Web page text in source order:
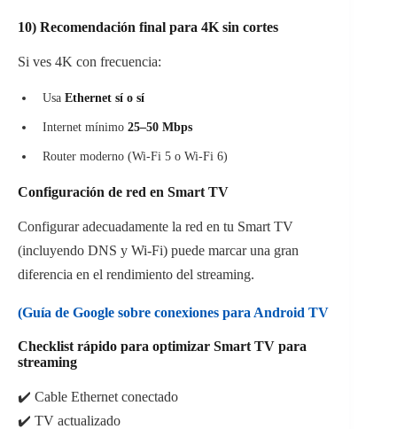
10) Recomendación final para 4K sin cortes
Si ves 4K con frecuencia:
Usa Ethernet sí o sí
Internet mínimo 25–50 Mbps
Router moderno (Wi-Fi 5 o Wi-Fi 6)
Configuración de red en Smart TV
Configurar adecuadamente la red en tu Smart TV
(incluyendo DNS y Wi-Fi) puede marcar una gran
diferencia en el rendimiento del streaming.
(Guía de Google sobre conexiones para Android TV
Checklist rápido para optimizar Smart TV para
streaming
✔️ Cable Ethernet conectado
✔️ TV actualizado